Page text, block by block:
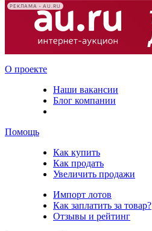
РЕКЛАМА • AU.RU
О проекте
Наши вакансии
Блог компании
Помощь
Как купить
Как продать
Увеличить продажи
Импорт лотов
Как заплатить за товар?
Отзывы и рейтинг